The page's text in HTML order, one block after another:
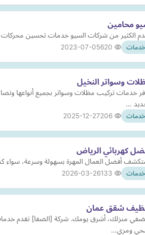
محامين
الكثير من شركات السيو خدمات تحسين محركات
خدمات 2023-07-05
وسواتر النخيل
خدمات تركيب مظلات وسواتر بجميع أنواعها
…
خدمات 2025-12-27
كهربائي الرياض
أفضل العمال المهرة بسهولة وسرعة، سواء
خدمات 2026-03-26
شقق عمان
منزلك، أشرق يومك. شركة [الصفا] تقدم
ومري…